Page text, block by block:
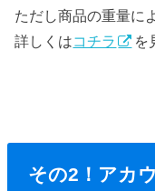
ただし商品の重量に
詳しくはコチラ を
その2！アカ